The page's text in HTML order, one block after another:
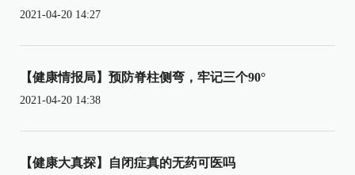
2021-04-20 14:27
【健康情报局】预防脊柱侧弯，牢记三个90°
2021-04-20 14:38
【健康大真探】自闭症真的无药可医吗